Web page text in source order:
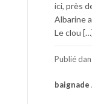
ici, près
Albarine
Le clou
Publié